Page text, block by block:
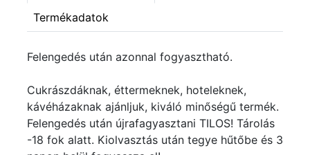
Termékadatok
Felengedés után azonnal fogyasztható.
Cukrászdáknak, éttermeknek, hoteleknek,
kávéházaknak ajánljuk, kiváló minőségű termék.
Felengedés után újrafagyasztani TILOS! Tárolás
-18 fok alatt. Kiolvasztás után tegye hűtőbe és 3